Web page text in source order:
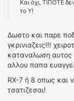
Και όχι, ΤΙΠΟΤΕ
το Υ!
Δωστο και παρε
γκρινιαζεις!!!
καταναλωση αυτος
αλλου παπα
RX-7 ή 8 οπως και
τσατιζεσαι!